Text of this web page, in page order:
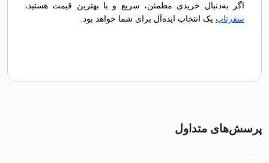
اگر به‌دنبال خریدی مطمئن، سریع و با بهترین قیمت هستید،
سفرتاپ یک انتخاب ایده‌آل برای شما خواهد بود.
پرسش‌های متداول